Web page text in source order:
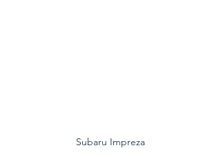
Subaru Impreza